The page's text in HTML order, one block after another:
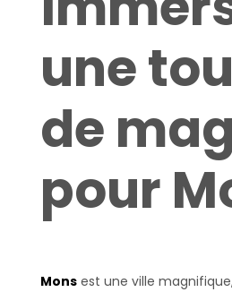
une
de
pour
Mons est une ville